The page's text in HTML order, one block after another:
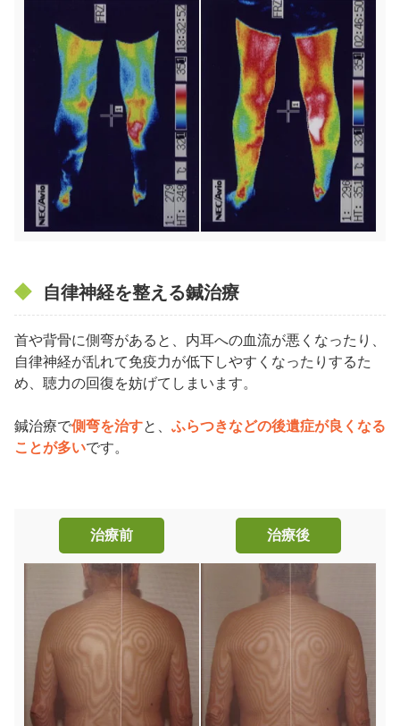
自律神経を整える鍼治療
首や背骨に側弯があると、内耳への血流が悪くなったり、
自律神経が乱れて免疫力が低下しやすくなったりするた
め、聴力の回復を妨げてしまいます。
鍼治療で側弯を治すと、 ふらつきなどの後遺症が良くなる
ことが多いです。
治療前 治療後